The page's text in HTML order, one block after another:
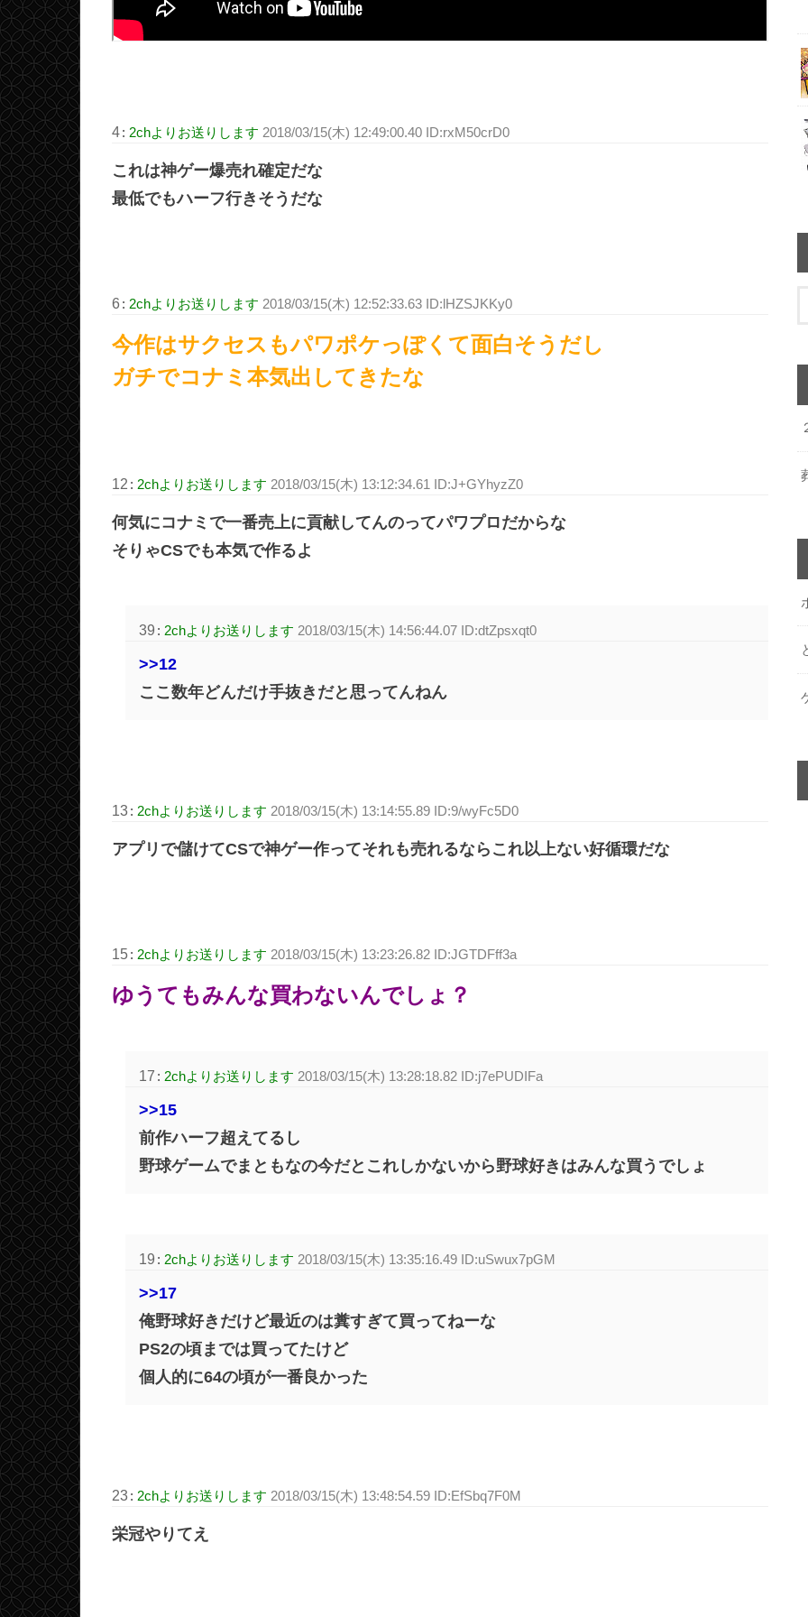
4: 2chよりお送りします 2018/03/15(木) 12:49:00.40 ID:rxM50crD0
これは神ゲー爆売れ確定だな
最低でもハーフ行きそうだな
6 : 2chよりお送りします 2018/03/15(木) 12:52:33.63 ID:lHZSJKKy0
今作はサクセスもパワポケっぽくて面白そうだし
ガチでコナミ本気出してきたな
12 : 2chよりお送りします 2018/03/15(木) 13:12:34.61 ID:J+GYhyzZ0
何気にコナミで一番売上に貢献してんのってパワプロだからな
そりゃCSでも本気で作るよ
39 : 2chよりお送りします 2018/03/15(木) 14:56:44.07 ID:dtZpsxqt0
>>12
ここ数年どんだけ手抜きだと思ってんねん
13: 2chよりお送りします 2018/03/15(木) 13:14:55.89 ID:9/wyFc5D0
アプリで儲けてCSで神ゲー作ってそれも売れるならこれ以上ない好循環だな
15: 2chよりお送りします 2018/03/15(木) 13:23:26.82 ID:JGTDFff3a
ゆうてもみんな買わないんでしょ？
17 : 2chよりお送りします 2018/03/15(木) 13:28:18.82 ID:j7ePUDIFa
>>15
前作ハーフ超えてるし
野球ゲームでまともなの今だとこれしかないから野球好きはみんな買うでしょ
19 : 2chよりお送りします 2018/03/15(木) 13:35:16.49 ID:uSwux7pGM
>>17
俺野球好きだけど最近のは糞すぎて買ってねーな
PS2の頃までは買ってたけど
個人的に64の頃が一番良かった
23: 2chよりお送りします 2018/03/15(木) 13:48:54.59 ID:EfSbq7F0M
栄冠やりてえ